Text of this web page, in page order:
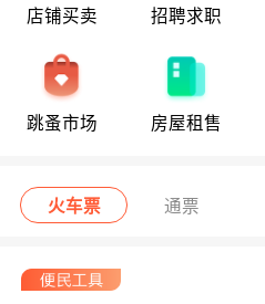
店铺买卖 招聘求职
跳蚤市场 房屋租售
火车票 通票